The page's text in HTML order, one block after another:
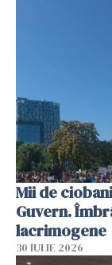
Mii de
Guvern.
lacrimogene
30 IULIE 2026